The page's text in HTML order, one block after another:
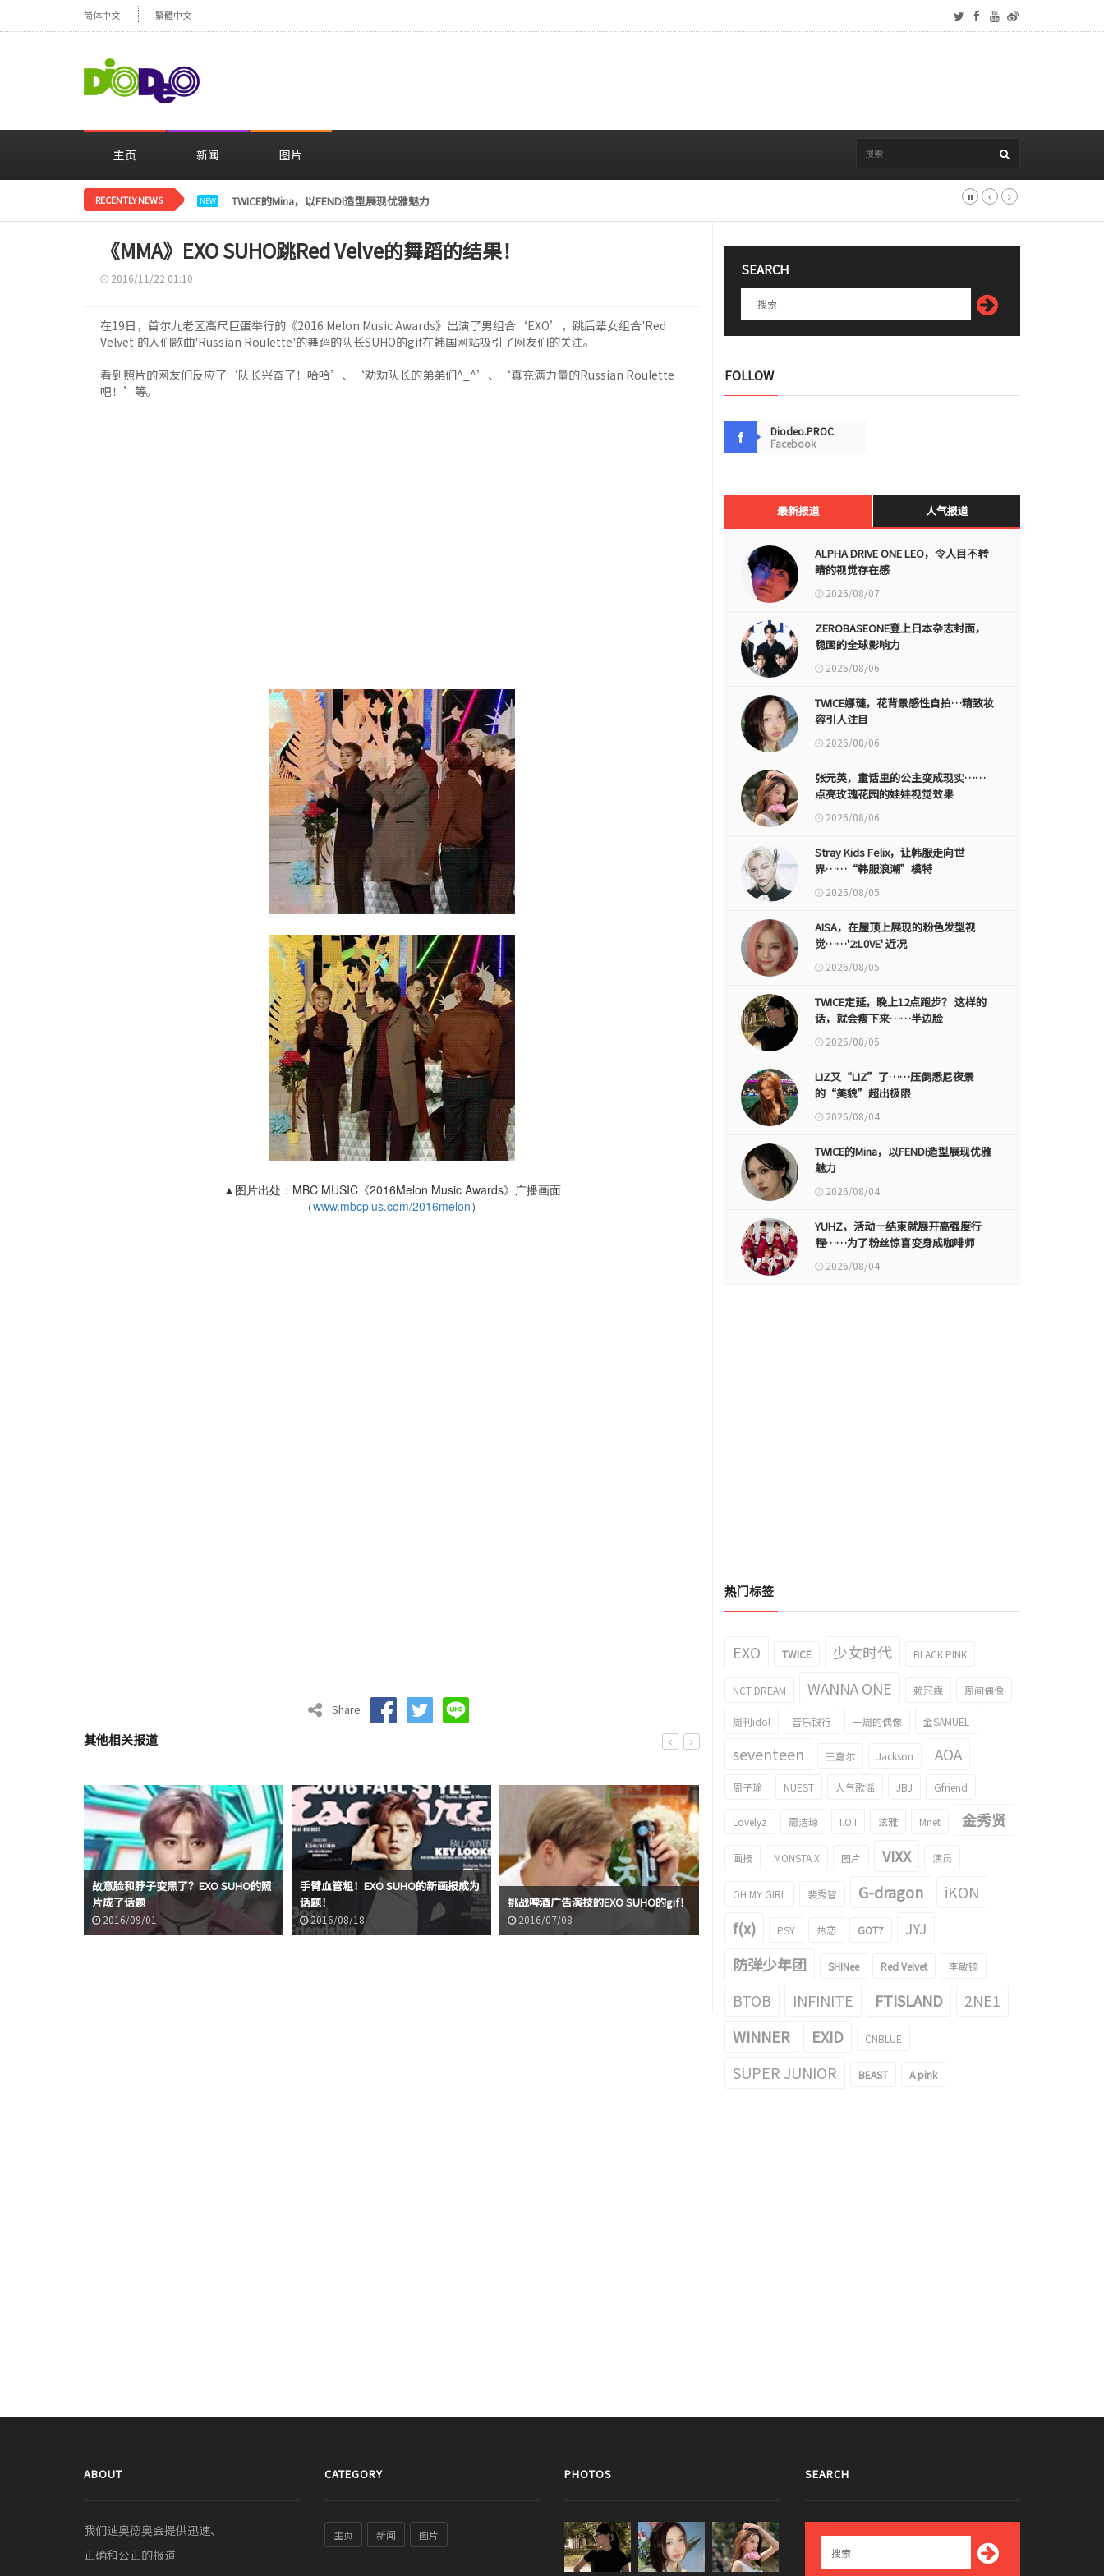
简体中文 繁體中文
主页 新闻 图片
RECENTLY NEWS NEW TWICE的Mina，以FENDI造型展现优雅魅力
《MMA》EXO SUHO跳Red Velve的舞蹈的结果！
2016/11/22 01:10
在19日，首尔九老区高尺巨蛋举行的《2016 Melon Music Awards》出演了男组合‘EXO’，跳后辈女组合'Red
Velvet'的人们歌曲'Russian Roulette'的舞蹈的队长SUHO的gif在韩国网站吸引了网友们的关注。
看到照片的网友们反应了‘队长兴奋了！哈哈’、‘劝劝队长的弟弟们^_^’、‘真充满力量的Russian Roulette
吧！’等。
▲图片出处：MBC MUSIC《2016Melon Music Awards》广播画面
（www.mbcplus.com/2016melon）
Share
其他相关报道
故意脸和脖子变黑了？EXO SUHO的照
片成了话题
2016/09/01
手臂血管粗！EXO SUHO的新画报成为
话题！
2016/08/18
挑战啤酒广告演技的EXO SUHO的gif！
2016/07/08
EXO SUHO和CHEN合体献唱电影《美
好的意外》主题曲！
2016/07/07
SEARCH
FOLLOW
Diodeo.PROC
Facebook
最新报道 人气报道
ALPHA DRIVE ONE LEO，令人目不转
睛的视觉存在感
2026/08/07
ZEROBASEONE登上日本杂志封面，
稳固的全球影响力
2026/08/06
TWICE娜璉，花背景感性自拍…精致妆
容引人注目
2026/08/06
张元英，童话里的公主变成现实……
点亮玫瑰花园的娃娃视觉效果
2026/08/06
Stray Kids Felix，让韩服走向世
界……“韩服浪潮”模特
2026/08/05
AISA，在屋顶上展现的粉色发型视
觉……'2:L0VE' 近况
2026/08/05
TWICE定延，晚上12点跑步？ 这样的
话，就会瘦下来……半边脸
2026/08/05
LIZ又“LIZ”了……压倒悉尼夜景
的“美貌”超出极限
2026/08/04
TWICE的Mina，以FENDI造型展现优雅
魅力
2026/08/04
YUHZ，活动一结束就展开高强度行
程……为了粉丝惊喜变身成咖啡师
2026/08/04
热门标签
EXO TWICE 少女时代 BLACK PINK
NCT DREAM WANNA ONE 赖冠霖 周间偶像
周刊idol 音乐银行 一周的偶像 金SAMUEL
seventeen 王嘉尔 Jackson AOA
周子瑜 NUEST 人气歌谣 JBJ Gfriend
Lovelyz 周洁琼 I.O.I 泫雅 Mnet 金秀贤
画报 MONSTA X 图片 VIXX 演员
OH MY GIRL 裴秀智 G-dragon
iKON
f(x)
PSY 热恋 GOT7
JYJ
防弹少年团
SHINee Red Velvet 李敏镐
BTOB INFINITE FTISLAND
2NE1
WINNER
EXID CNBLUE
SUPER JUNIOR BEAST A pink
ABOUT
我们迪奥德奥会提供迅速、
正确和公正的报道
CATEGORY
主页 新闻 图片
PHOTOS SEARCH